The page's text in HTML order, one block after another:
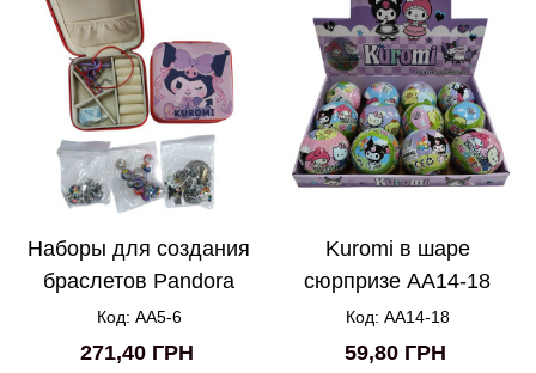
Наборы для создания
браслетов Pandora
Kuromi 40
аксессуаров с пакетом
Код: AA5-6
271,40 ГРН
Kuromi в шаре
сюрпризе AA14-18
Код: AA14-18
59,80 ГРН